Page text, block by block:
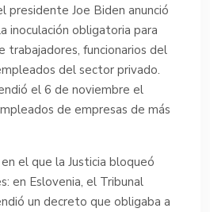
presidente Joe Biden anunció
inoculación obligatoria para
trabajadores, funcionarios del
del sector privado.
el 6 de noviembre el
de empresas de más
el que la Justicia bloqueó
en Eslovenia, el Tribunal
un decreto que obligaba a